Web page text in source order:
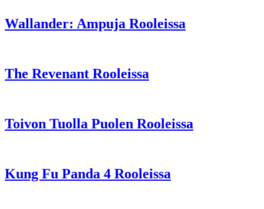
Wallander: Ampuja Rooleissa
The Revenant Rooleissa
Toivon Tuolla Puolen Rooleissa
Kung Fu Panda 4 Rooleissa